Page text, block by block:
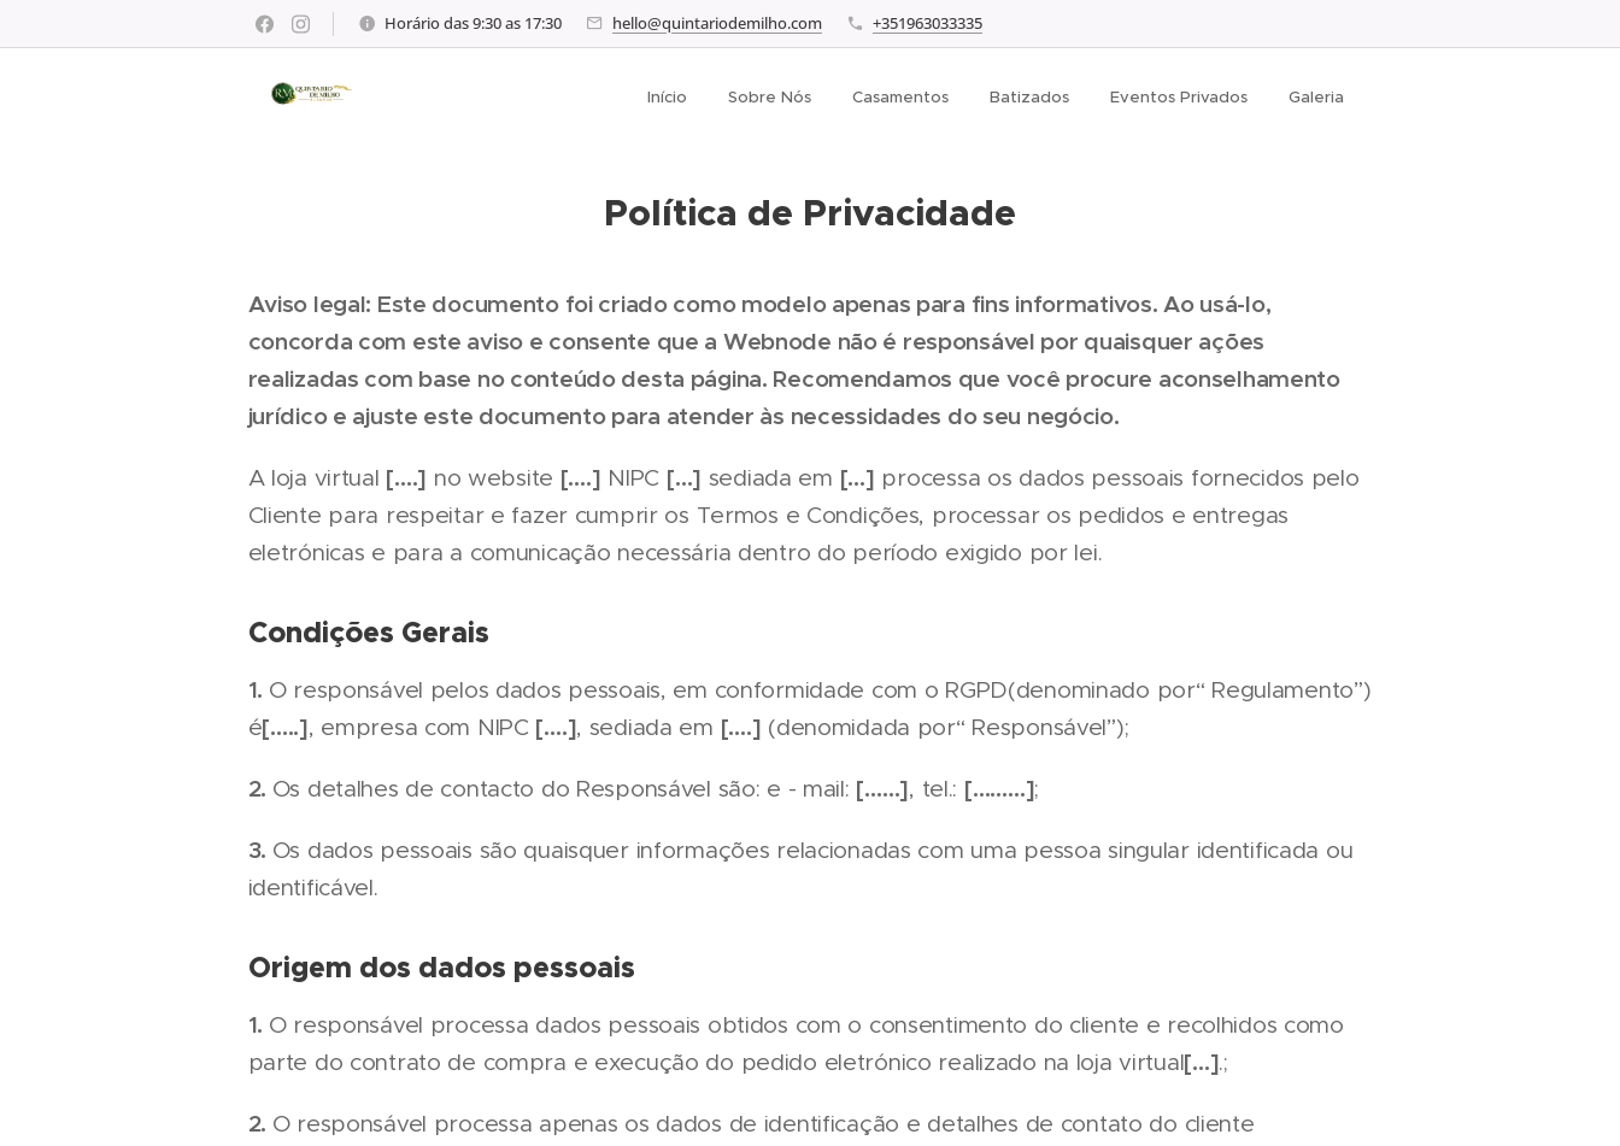
Horário das 9:30 as 17:30 hello@quintariodemilho.com +351963033335
Início Sobre Nós Casamentos Batizados Eventos Privados Galeria
Política de Privacidade
Aviso legal: Este documento foi criado como modelo apenas para fins informativos. Ao usá-lo,
concorda com este aviso e consente que a Webnode não é responsável por quaisquer ações
realizadas com base no conteúdo desta página. Recomendamos que você procure aconselhamento
jurídico e ajuste este documento para atender às necessidades do seu negócio.
A loja virtual [….] no website [….] NIPC […] sediada em […] processa os dados pessoais fornecidos pelo
Cliente para respeitar e fazer cumprir os Termos e Condições, processar os pedidos e entregas
eletrónicas e para a comunicação necessária dentro do período exigido por lei.
Condições Gerais
1. O responsável pelos dados pessoais, em conformidade com o RGPD(denominado por“ Regulamento”)
é[…..], empresa com NIPC [….], sediada em [….] (denomidada por“ Responsável”);
2. Os detalhes de contacto do Responsável são: e - mail: [……], tel.: [………];
3. Os dados pessoais são quaisquer informações relacionadas com uma pessoa singular identificada ou
identificável.
Origem dos dados pessoais
1. O responsável processa dados pessoais obtidos com o consentimento do cliente e recolhidos como
parte do contrato de compra e execução do pedido eletrónico realizado na loja virtual[…].;
2. O responsável processa apenas os dados de identificação e detalhes de contato do cliente